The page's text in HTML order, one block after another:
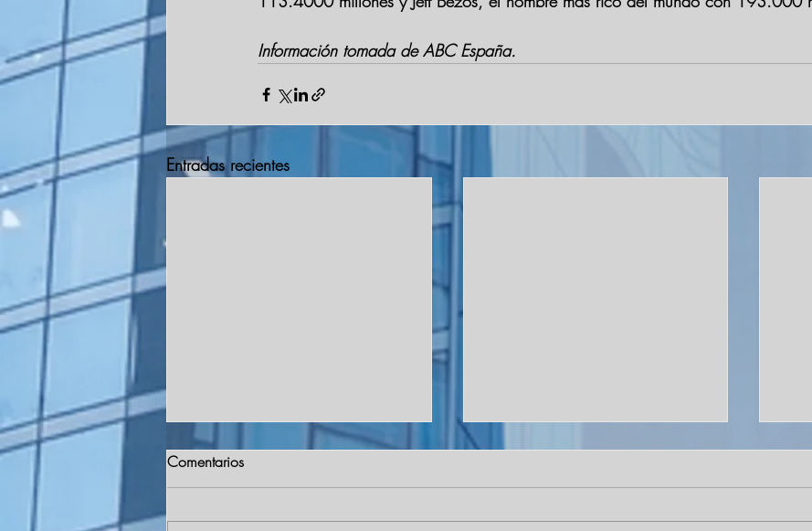
Información tomada de ABC España.
Entradas recientes
Comentarios